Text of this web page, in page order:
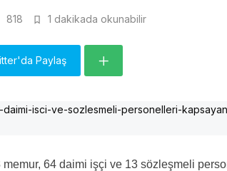
818 1 dakikada okunabilir
Paylaş
64 daimi işçi ve 13 sözleşmeli